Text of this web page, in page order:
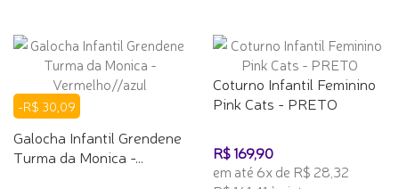
-R$ 30,09
Galocha Infantil Grendene
Turma da Monica -...
Coturno Infantil Feminino
Pink Cats - PRETO
R$ 169,90
em até 6x de R$ 28,32